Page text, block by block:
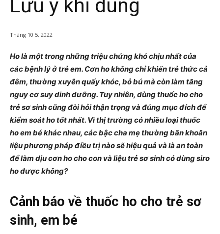
Lưu ý khi dùng
Tháng 10 5, 2022
Ho là một trong những triệu chứng khó chịu nhất của
các bệnh lý ở trẻ em. Cơn ho không chỉ khiến trẻ thức cả
đêm, thường xuyên quấy khóc, bỏ bú mà còn làm tăng
nguy cơ suy dinh dưỡng. Tuy nhiên, dùng thuốc ho cho
trẻ sơ sinh cũng đòi hỏi thận trọng và đúng mục đích để
kiểm soát ho tốt nhất. Vì thị trường có nhiều loại thuốc
ho em bé khác nhau, các bậc cha mẹ thường băn khoăn
liệu phương pháp điều trị nào sẽ hiệu quả và là an toàn
để làm dịu cơn ho cho con và liệu trẻ sơ sinh có dùng siro
ho được không?
Cảnh báo về thuốc ho cho trẻ sơ
sinh, em bé